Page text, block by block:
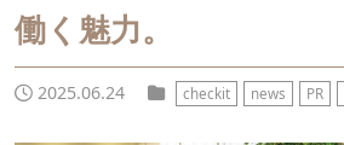
働く魅力。
2025.06.24 checkit news PR